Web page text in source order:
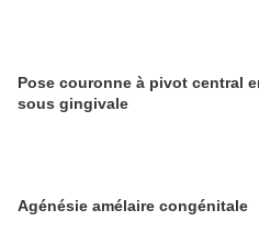
Pose couronne à pivot central
sous gingivale
Agénésie amélaire congénitale